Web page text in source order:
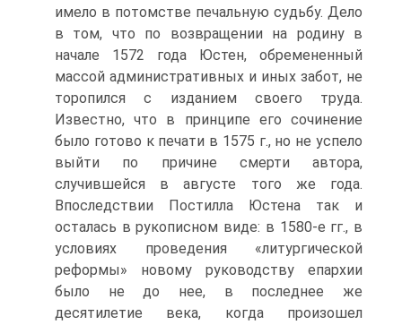
имело в потомстве печальную судьбу. Дело
в том, что по возвращении на родину в
начале 1572 года Юстен, обремененный
массой административных и иных забот, не
торопился с изданием своего труда.
Известно, что в принципе его сочинение
было готово к печати в 1575 г., но не успело
выйти по причине смерти автора,
случившейся в августе того же года.
Впоследствии Постилла Юстена так и
осталась в рукописном виде: в 1580-е гг., в
условиях проведения «литургической
реформы» новому руководству епархии
было не до нее, в последнее же
десятилетие века, когда произошел